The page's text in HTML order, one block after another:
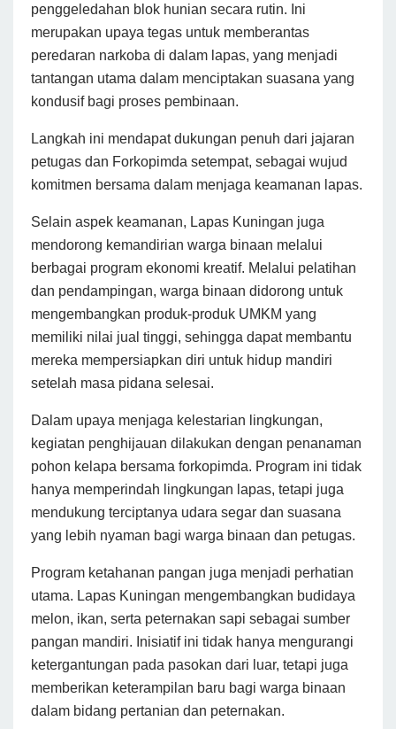
penggeledahan blok hunian secara rutin. Ini
merupakan upaya tegas untuk memberantas
peredaran narkoba di dalam lapas, yang menjadi
tantangan utama dalam menciptakan suasana yang
kondusif bagi proses pembinaan.
Langkah ini mendapat dukungan penuh dari jajaran
petugas dan Forkopimda setempat, sebagai wujud
komitmen bersama dalam menjaga keamanan lapas.
Selain aspek keamanan, Lapas Kuningan juga
mendorong kemandirian warga binaan melalui
berbagai program ekonomi kreatif. Melalui pelatihan
dan pendampingan, warga binaan didorong untuk
mengembangkan produk-produk UMKM yang
memiliki nilai jual tinggi, sehingga dapat membantu
mereka mempersiapkan diri untuk hidup mandiri
setelah masa pidana selesai.
Dalam upaya menjaga kelestarian lingkungan,
kegiatan penghijauan dilakukan dengan penanaman
pohon kelapa bersama forkopimda. Program ini tidak
hanya memperindah lingkungan lapas, tetapi juga
mendukung terciptanya udara segar dan suasana
yang lebih nyaman bagi warga binaan dan petugas.
Program ketahanan pangan juga menjadi perhatian
utama. Lapas Kuningan mengembangkan budidaya
melon, ikan, serta peternakan sapi sebagai sumber
pangan mandiri. Inisiatif ini tidak hanya mengurangi
ketergantungan pada pasokan dari luar, tetapi juga
memberikan keterampilan baru bagi warga binaan
dalam bidang pertanian dan peternakan.